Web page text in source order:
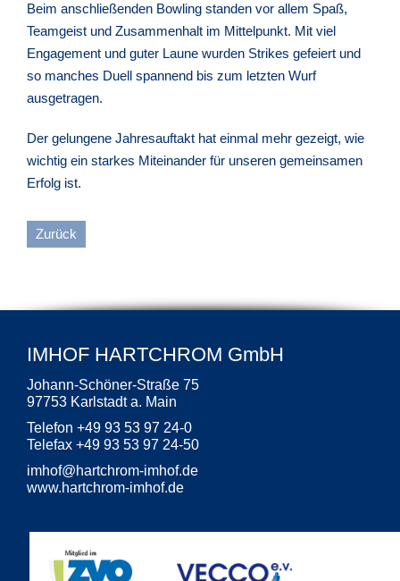
Beim anschließenden Bowling standen vor allem Spaß,
Teamgeist und Zusammenhalt im Mittelpunkt. Mit viel
Engagement und guter Laune wurden Strikes gefeiert und
so manches Duell spannend bis zum letzten Wurf
ausgetragen.
Der gelungene Jahresauftakt hat einmal mehr gezeigt, wie
wichtig ein starkes Miteinander für unseren gemeinsamen
Erfolg ist.
Zurück
IMHOF HARTCHROM GmbH
Johann-Schöner-Straße 75
97753 Karlstadt a. Main
Telefon +49 93 53 97 24-0
Telefax +49 93 53 97 24-50
imhof@hartchrom-imhof.de
www.hartchrom-imhof.de